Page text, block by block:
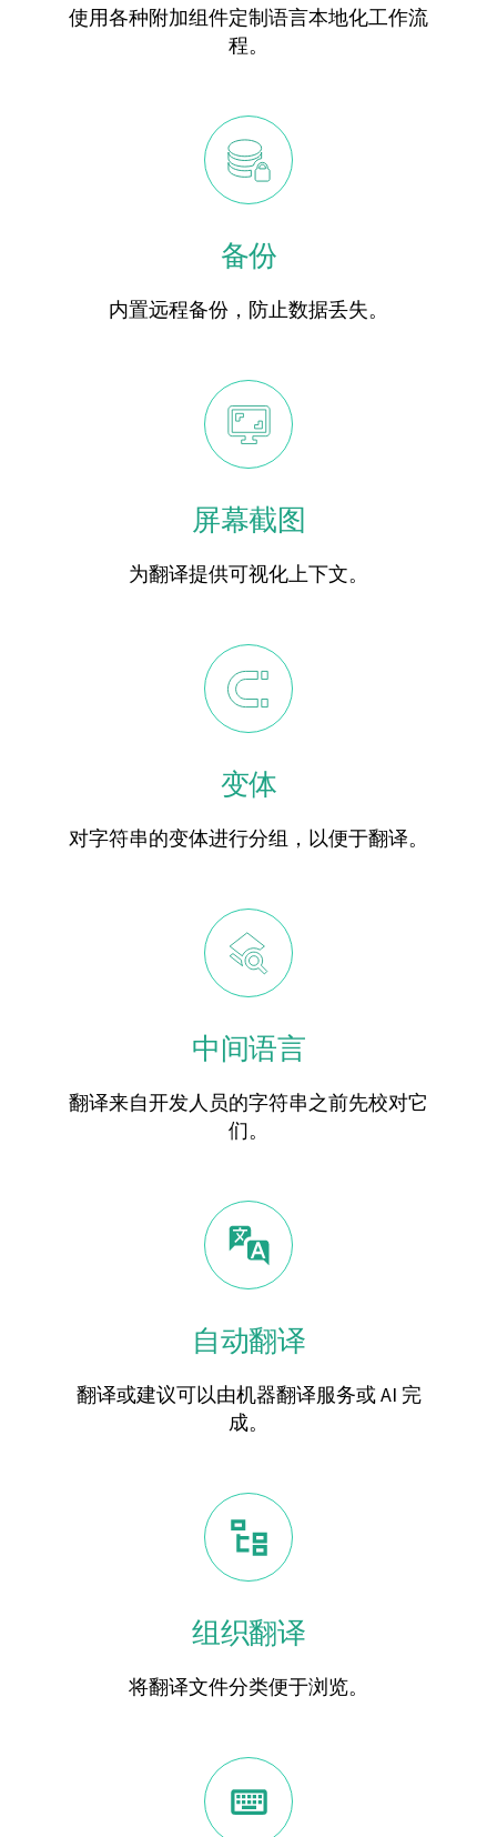
使用各种附加组件定制语言本地化工作流
程。
备份
内置远程备份，防止数据丢失。
屏幕截图
为翻译提供可视化上下文。
变体
对字符串的变体进行分组，以便于翻译。
中间语言
翻译来自开发人员的字符串之前先校对它
们。
自动翻译
翻译或建议可以由机器翻译服务或 AI 完
成。
组织翻译
将翻译文件分类便于浏览。